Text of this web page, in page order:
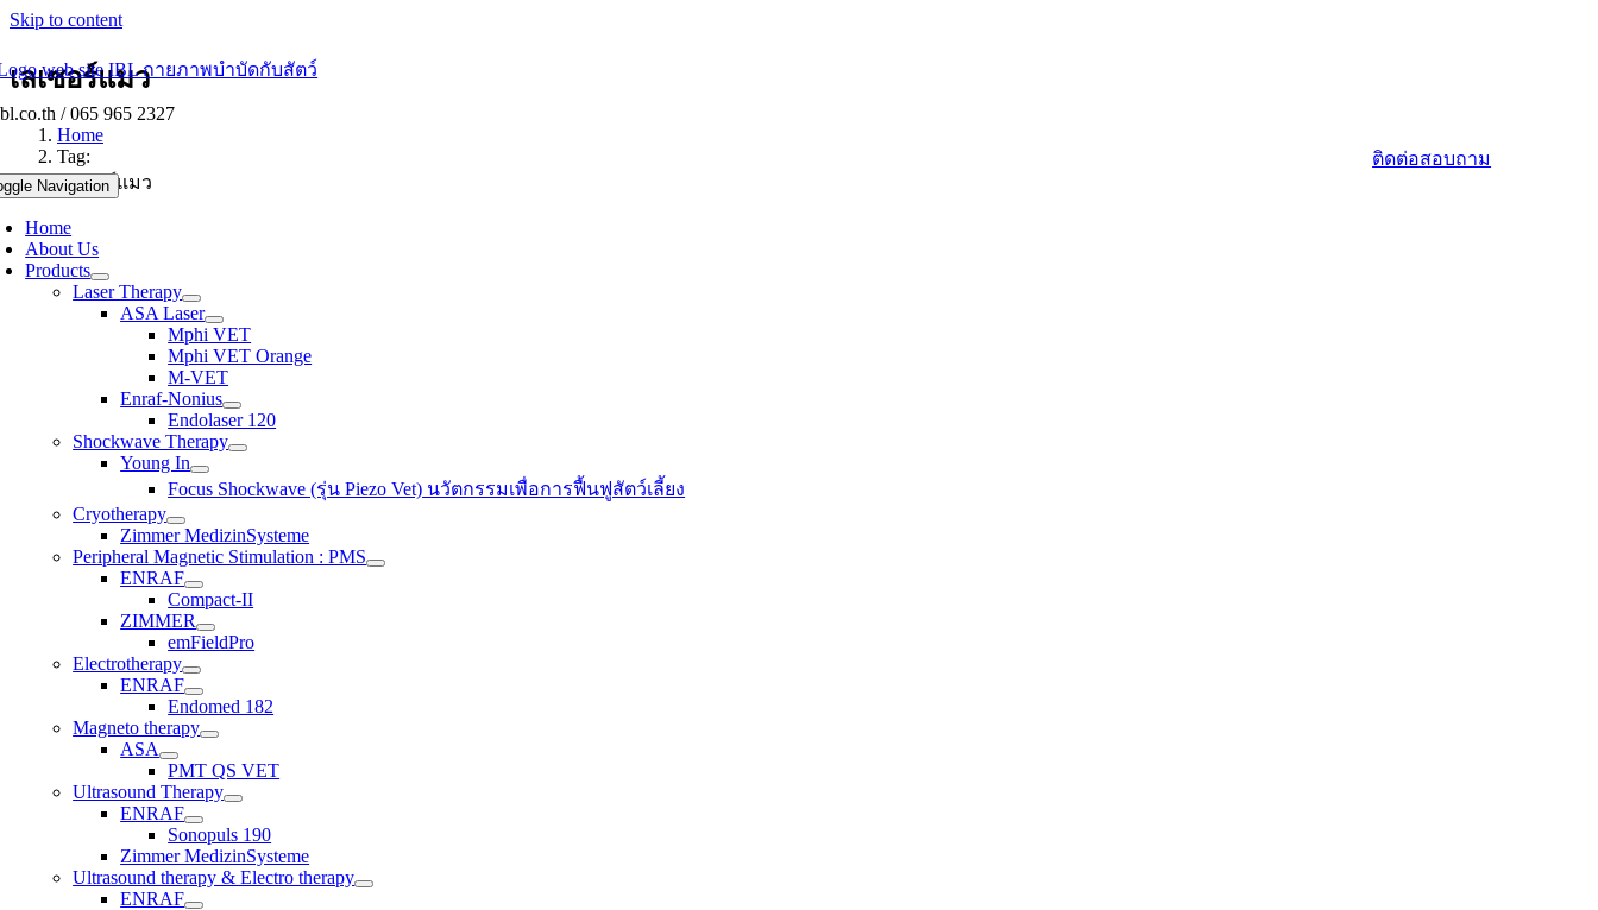
Skip to content
/ 065 965 2327
ติดต่อสอบถาม
Navigation
Home
About Us
Products
Laser Therapy
ASA Laser
Mphi VET
Mphi VET Orange
M-VET
Enraf-Nonius
Endolaser 120
Shockwave Therapy
Young In
Focus Shockwave (รุ่น Piezo Vet) นวัตกรรมเพื่อการฟื้นฟูสัตว์เลี้ยง
Cryotherapy
Zimmer MedizinSysteme
Peripheral Magnetic Stimulation : PMS
ENRAF
Compact-II
ZIMMER
emFieldPro
Electrotherapy
ENRAF
Endomed 182
Magneto therapy
ASA
PMT QS VET
Ultrasound Therapy
ENRAF
Sonopuls 190
Zimmer MedizinSysteme
Ultrasound therapy & Electro therapy
ENRAF
เลเซอร์แมว
Home
Tag:
เลเซอร์แมว